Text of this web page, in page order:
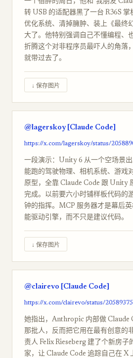
一个宿醉的周日，他和"我朋友
转 USB 的适配器黑了一台 R36S 掌
优化系统、清掉臃肿、装上《最终
大了。他特别强调自己不懂编程、
折腾这个对非程序员最吓人的角落
就带过去了。
↓ 保存图片
@lagerskoy [Claude Code]
https://x.com/lagerskoy/status/
一段演示：Unity 6 从一个空场景
能跑的驾驶物理、相机系统、游戏
原型，全靠 Claude Code 跟 Unity
完成。以前要六小时铺样板代码的
钟的指挥。MCP 服务器才是幕后
能驱动引擎，而不只是建议代码。
↓ 保存图片
@clairevo [Claude Code]
https://x.com/clairevo/status/
她指出，Anthropic 内部做 Claude
那批人，反而把它用在最有创意的
责人 Felix Rieseberg 建了个新房子
家，让 Claude Code 追踪自己在 X